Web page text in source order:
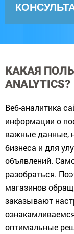
КАКАЯ
ANALYTICS?
Веб-аналитика
информации о
важные данные,
бизнеса и для
объявлений.
разобраться.
магазинов
заказывают
оптимальные